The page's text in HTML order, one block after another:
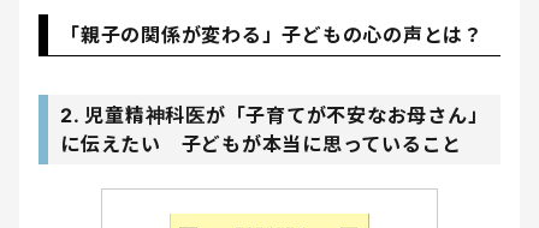
「親子の関係が変わる」子どもの心の声とは？
2. 児童精神科医が「子育てが不安なお母さん」
に伝えたい 子どもが本当に思っていること